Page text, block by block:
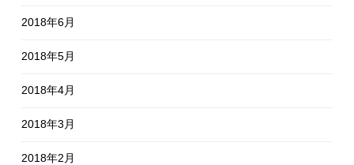
2018年6月
2018年5月
2018年4月
2018年3月
2018年2月